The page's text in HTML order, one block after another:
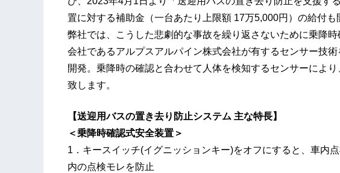
置に対する補助金（一台あたり上限額 17万5,000円）の給付も
弊社では、こうした悲劇的な事故を繰り返さないために乗降
会社であるアルプスアルパイン株式会社が有するセンサー技
開発。乗降時の確認と合わせて人体を検知するセンサーによ
致します。
【送迎用バスの置き去り防止システム 主な特長】
＜乗降時確認式安全装置＞
1．キースイッチ(イグニッションキー)をオフにすると、車内
内の点検モレを防止